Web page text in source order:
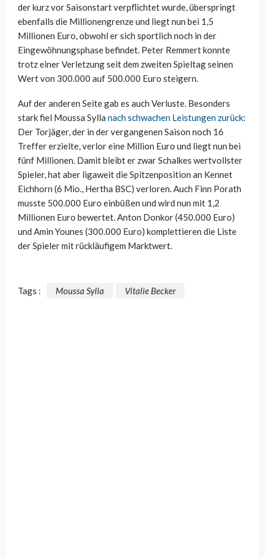
der kurz vor Saisonstart verpflichtet wurde, überspringt
ebenfalls die Millionengrenze und liegt nun bei 1,5
Millionen Euro, obwohl er sich sportlich noch in der
Eingewöhnungsphase befindet. Peter Remmert konnte
trotz einer Verletzung seit dem zweiten Spieltag seinen
Wert von 300.000 auf 500.000 Euro steigern.
Auf der anderen Seite gab es auch Verluste. Besonders
stark fiel Moussa Sylla nach schwachen Leistungen zurück:
Der Torjäger, der in der vergangenen Saison noch 16
Treffer erzielte, verlor eine Million Euro und liegt nun bei
fünf Millionen. Damit bleibt er zwar Schalkes wertvollster
Spieler, hat aber ligaweit die Spitzenposition an Kennet
Eichhorn (6 Mio., Hertha BSC) verloren. Auch Finn Porath
musste 500.000 Euro einbüßen und wird nun mit 1,2
Millionen Euro bewertet. Anton Donkor (450.000 Euro)
und Amin Younes (300.000 Euro) komplettieren die Liste
der Spieler mit rückläufigem Marktwert.
Tags : Moussa Sylla Vitalie Becker